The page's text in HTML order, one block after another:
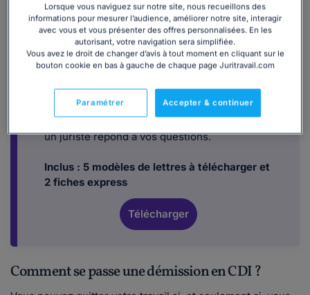
démission
Vous êtes salarié et vous souhaitez
démissionner. Vous vous posez beaucoup de
questions : comment rédiger votre lettre de
allocations chômage en cas de démission ?
Quel est le préavis en fonction de votre
contrat de travail ? Notre dossier rédigé par
un juriste répond à vos questions.
Inclus : 5 modèles de lettres à télécharger et
2 fiches express
Télécharger
Comment se passe une démission en CDI ?
Lorsque vous naviguez sur notre site, nous recueillons des
informations pour mesurer l’audience, améliorer notre site, interagir
avec vous et vous présenter des offres personnalisées. En les
autorisant, votre navigation sera simplifiée.
Vous avez le droit de changer d’avis à tout moment en cliquant sur le
bouton cookie en bas à gauche de chaque page Juritravail.com
Accepter & continuer
Paramétrer